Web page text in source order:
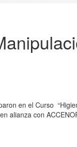
en el Curso
alianza con